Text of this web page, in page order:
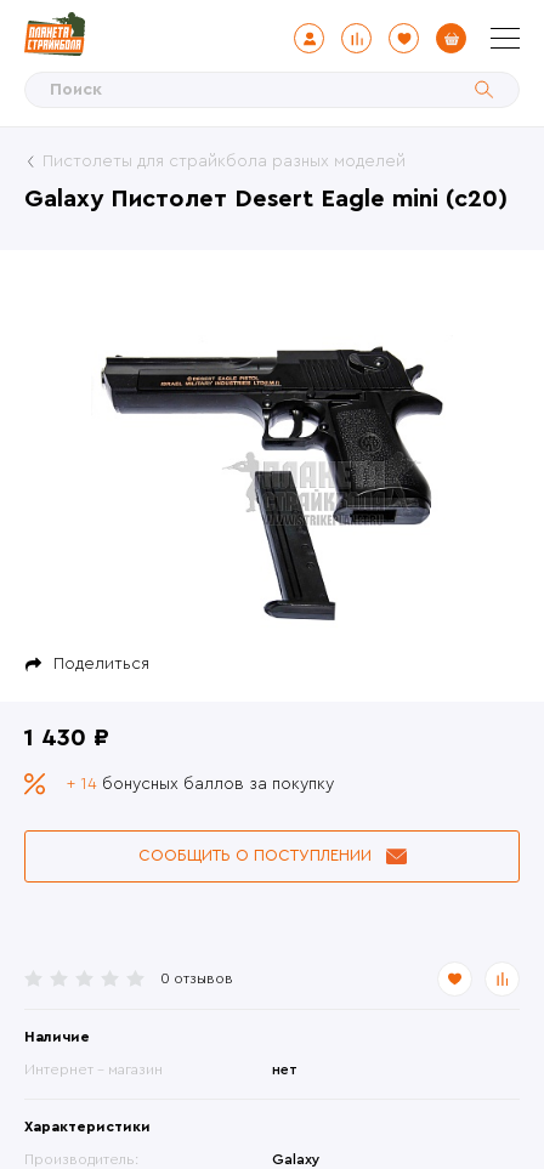
Galaxy Пистолет Desert Eagle mini (c20)
Пистолеты для страйкбола разных моделей
Поделиться
0 отзывов
Наличие
Интернет - магазин нет
Характеристики
Производитель:
Galaxy
1 430 ₽
+ 14 бонусных баллов за покупку
СООБЩИТЬ О ПОСТУПЛЕНИИ